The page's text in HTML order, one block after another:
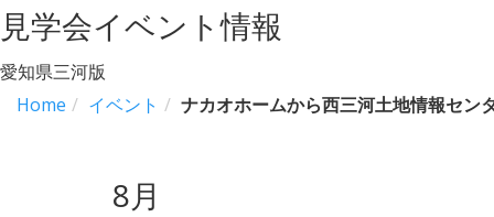
見学会イベント情報
愛知県三河版
Home
イベント ナカオホームから西三河土地情報セン
8月